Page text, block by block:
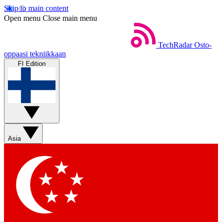
Skip to main content
Open menu Close main menu
TechRadar Osto-
oppaasi tekniikkaan
FI Edition
Asia